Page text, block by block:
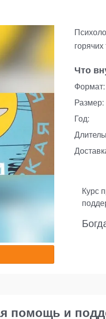
горячих
Что
Формат:
Размер:
Год:
Курс
помощь и